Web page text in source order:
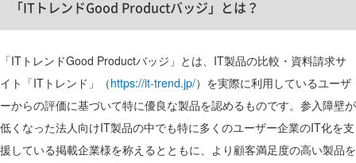
「ITトレンドGood Productバッジ」とは？
「ITトレンドGood Productバッジ」とは、IT製品の比較・資料請求サ
イト「ITトレンド」（https://it-trend.jp/）を実際に利用しているユーザ
ーからの評価に基づいて特に優良な製品を認めるものです。参入障壁が
低くなった法人向けIT製品の中でも特に多くのユーザー企業のIT化を支
援している掲載企業様を称えるとともに、より顧客満足度の高い製品を